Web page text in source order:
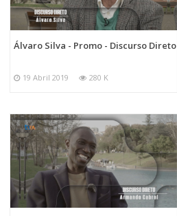
Álvaro Silva - Promo - Discurso Direto
19 Abril 2019 280 K